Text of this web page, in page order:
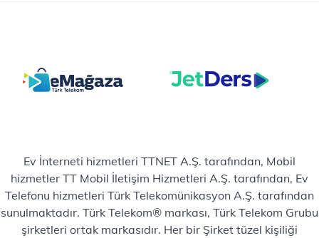
Ev İnterneti hizmetleri TTNET A.Ş. tarafından, Mobil
hizmetler TT Mobil İletişim Hizmetleri A.Ş. tarafından, Ev
Telefonu hizmetleri Türk Telekomünikasyon A.Ş. tarafından
sunulmaktadır. Türk Telekom® markası, Türk Telekom Grubu
şirketleri ortak markasıdır. Her bir Şirket tüzel kişiliği